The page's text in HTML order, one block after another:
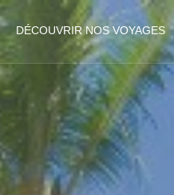
DÉCOUVRIR NOS VOYAGES